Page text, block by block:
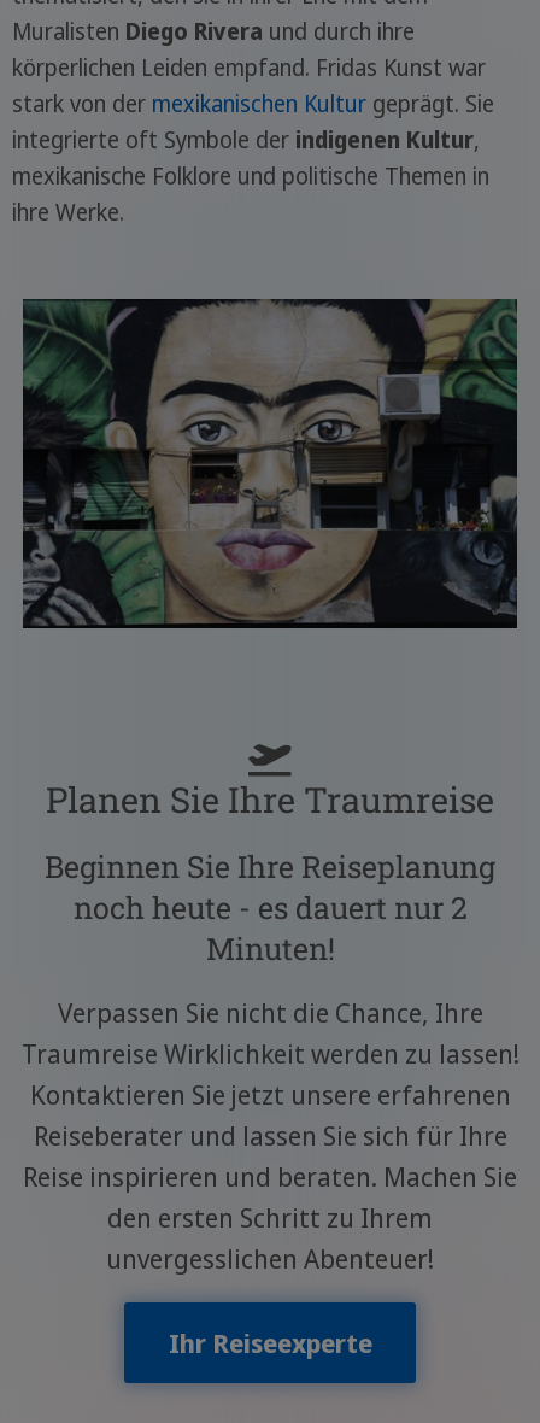
Muralisten Diego Rivera und durch ihre
körperlichen Leiden empfand. Fridas Kunst war
stark von der mexikanischen Kulturgeprägt. Sie
integrierte oft Symbole der indigenen Kultur,
mexikanische Folklore und politische Themen in
ihre Werke.
Planen Sie Ihre Traumreise
Beginnen Sie Ihre Reiseplanung
noch heute - es dauert nur 2
Minuten!
Verpassen Sie nicht die Chance, Ihre
Traumreise Wirklichkeit werden zu lassen!
Kontaktieren Sie jetzt unsere erfahrenen
Reiseberater und lassen Sie sich für Ihre
Reise inspirieren und beraten. Machen Sie
den ersten Schritt zu Ihrem
unvergesslichen Abenteuer!
Ihr Reiseexperte